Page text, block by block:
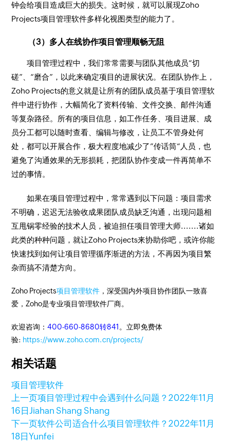
钟会给项目造成巨大的损失。这时候，就可以展现Zoho
Projects项目管理软件多样化视图类型的能力了。
（3）多人在线协作项目管理顺畅无阻
项目管理过程中，我们常常需要与团队其他成员“切
磋”、“磨合”，以此来确定项目的进展状况。在团队协作上，
Zoho Projects的意义就是让所有的团队成员基于项目管理软
件中进行协作，大幅简化了资料传输、文件交换、邮件沟通
等复杂路径。所有的项目信息，如工作任务、项目进展、成
员分工都可以随时查看、编辑与修改，让员工不管身处何
处，都可以开展合作，极大程度地减少了”传话筒“人员，也
避免了沟通效果的无形损耗，把团队协作变成一件再简单不
过的事情。
如果在项目管理过程中，常常遇到以下问题：项目需求
不明确，迟迟无法验收成果团队成员缺乏沟通，出现问题相
互甩锅零经验的技术人员，被迫担任项目管理大师.......诸如
此类的种种问题，就让Zoho Projects来协助你吧，或许你能
快速找到如何让项目管理循序渐进的方法，不再因为项目繁
杂而搞不清楚方向。
Zoho Projects项目管理软件 ，深受国内外项目协作团队一致喜
爱，Zoho是专业项目管理软件厂商。
欢迎咨询：400-660-8680转841 。立即免费体
验: https://www.zoho.com.cn/projects/
相关话题
项目管理软件
上一页项目管理过程中会遇到什么问题？2022年11月
16日Jiahan Shang Shang
下一页软件公司适合什么项目管理软件？2022年11月
18日Yunfei